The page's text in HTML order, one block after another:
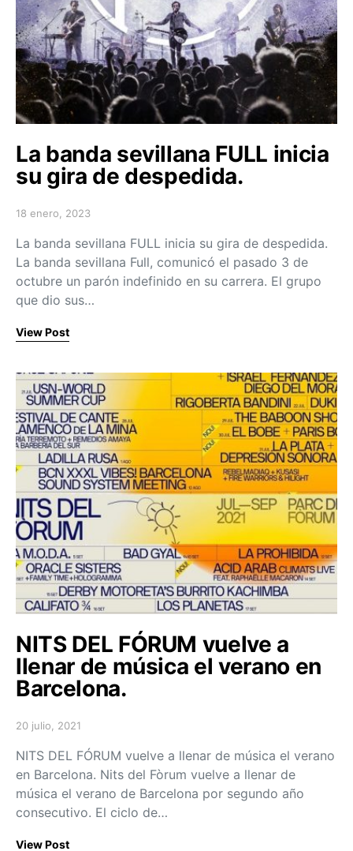
La banda sevillana FULL inicia
su gira de despedida.
Posted on
18 enero, 2023
La banda sevillana FULL inicia su gira de despedida.
La banda sevillana Full, comunicó el pasado 3 de
octubre un parón indefinido en su carrera. El grupo
que dio sus…
View Post
NITS DEL FÓRUM vuelve a
llenar de música el verano en
Barcelona.
Posted on
20 julio, 2021
NITS DEL FÓRUM vuelve a llenar de música el verano
en Barcelona. Nits del Fòrum vuelve a llenar de
música el verano de Barcelona por segundo año
consecutivo. El ciclo de…
View Post